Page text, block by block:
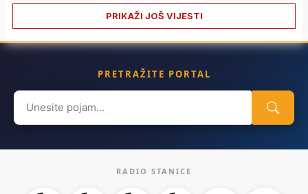
PRIKAŽI JOŠ VIJESTI
PRETRAŽITE PORTAL
Search
for:
RADIO STANICE